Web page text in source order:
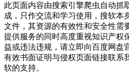
此页面内容由搜索引擎爬虫自动抓
成，只作交流和学习使用，搜软本
文件，其资源的有效性和安全性需
提供服务的同时高度重视知识产权
益或违法违规，请立即向百度网盘
有效书面证明与侵权页面链接联系
软的支持。